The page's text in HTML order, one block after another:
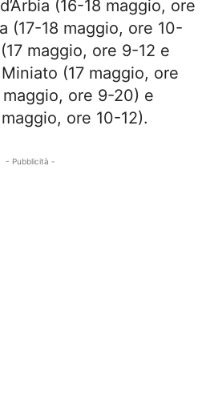
(16-18 maggio, ore
(17-18 maggio, ore 10-
maggio, ore 9-12 e
(17 maggio, ore
ore 9-20) e
ore 10-12).
- Pubblicità -